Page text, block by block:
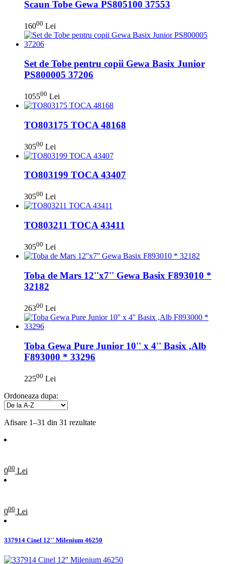
Scaun Tobe Gewa PS805100 37553
16000 Lei
Set de Tobe pentru copii Gewa Basix Junior
PS800005 37206
105500 Lei
TO803175 TOCA 48168
30500 Lei
TO803199 TOCA 43407
30500 Lei
TO803211 TOCA 43411
30500 Lei
Toba de Mars 12''x7'' Gewa Basix F893010 *
32182
26300 Lei
Toba Gewa Pure Junior 10'' x 4'' Basix ,Alb
F893000 * 33296
22500 Lei
Ordoneaza dupa:
Afisare 1–31 din 31 rezultate
000 Lei
000 Lei
337914 Cinel 12'' Milenium 46250